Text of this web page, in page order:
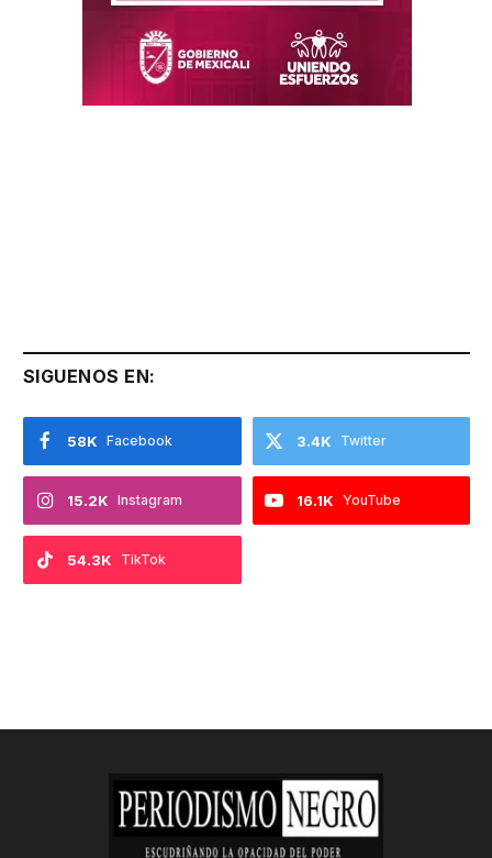
SIGUENOS EN:
Facebook
58K Twitter
3.4K
Instagram
15.2K YouTube
16.1K
TikTok
54.3K